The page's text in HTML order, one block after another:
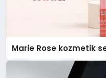
Marie Rose kozmetik